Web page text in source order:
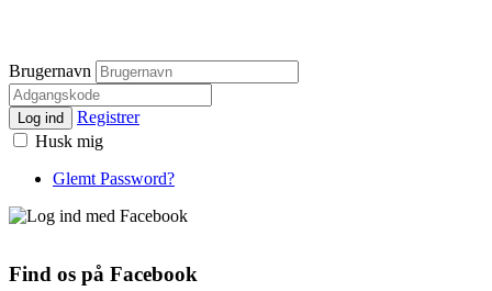
Brugernavn
Log ind
Registrer
Husk mig
Glemt Password?
Find os på Facebook